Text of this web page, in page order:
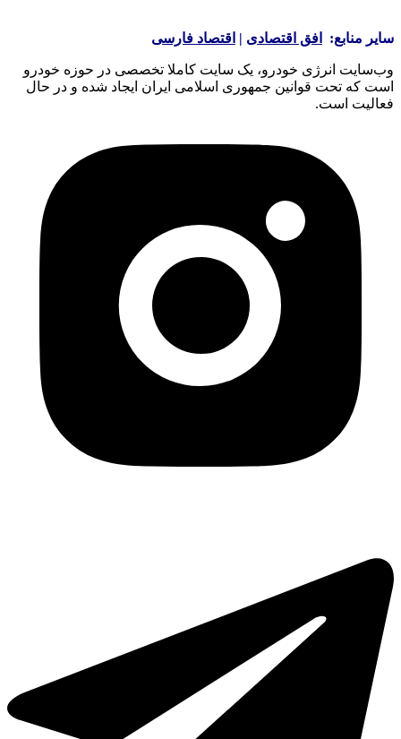
سایر منابع: افق اقتصادی | اقتصاد فارسی
وب‌سایت انرژی خودرو، یک سایت کاملا تخصصی در حوزه خودرو
است که تحت قوانین جمهوری اسلامی ایران ایجاد شده و در حال
فعالیت است.